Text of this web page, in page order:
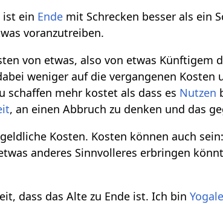
ist ein Ende mit Schrecken besser als ein
voranzutreiben.
von etwas, also von etwas
weniger auf die vergangenen
schaffen mehr kostet als dass es Nutzen
, an einen Abbruch zu denken und das
Kosten. Kosten können auch sein:
anderes Sinnvolleres erbringen
dass das Alte zu Ende ist. Ich bin